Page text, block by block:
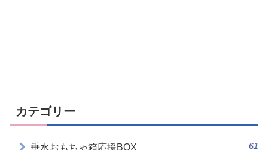
カテゴリー
垂水おもちゃ箱応援BOX 61